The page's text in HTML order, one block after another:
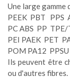
Une large gamme
PEEK PBT PPS
PC ABS PP TPE/
PEI PAEK PET
POM PA12 PPSU
Ils peuvent être
ou d'autres fibres.